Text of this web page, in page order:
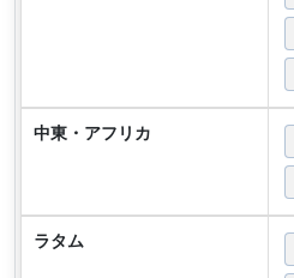
中東・アフリカ
ラタム